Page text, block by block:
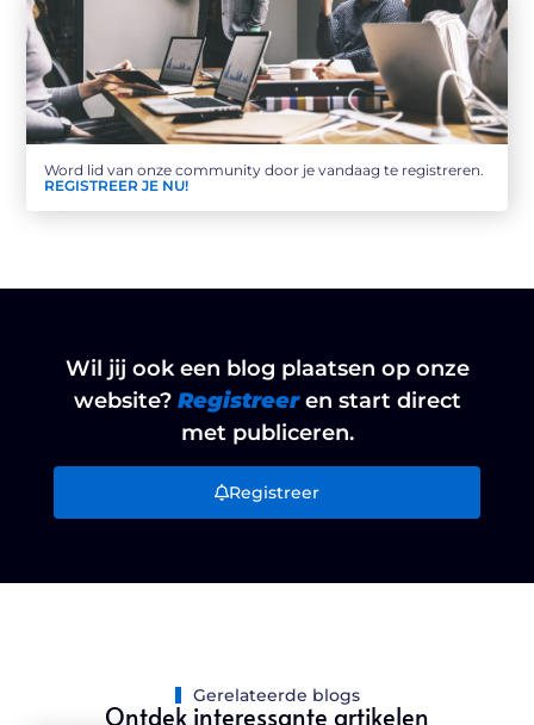
Word lid van onze community door je vandaag te registreren.
REGISTREER JE NU!
Wil jij ook een blog plaatsen op onze
website? Registreer en start direct
met publiceren.
Registreer
Gerelateerde blogs
Ontdek interessante artikelen